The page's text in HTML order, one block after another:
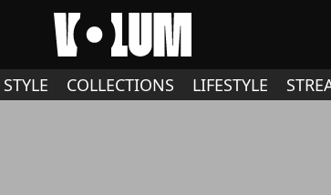
STYLE COLLECTIONS LIFESTYLE